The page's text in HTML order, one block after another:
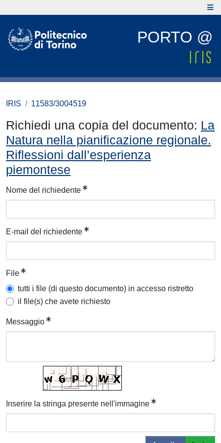
PORTO @
IRIS 11583/3004519
Richiedi una copia del documento: La
Natura nella pianificazione regionale.
Riflessioni dall’esperienza
piemontese
Nome del richiedente
E-mail del richiedente
File
tutti i file (di questo documento) in accesso ristretto
il file(s) che avete richiesto
Messaggio
Inserire la stringa presente nell'immagine